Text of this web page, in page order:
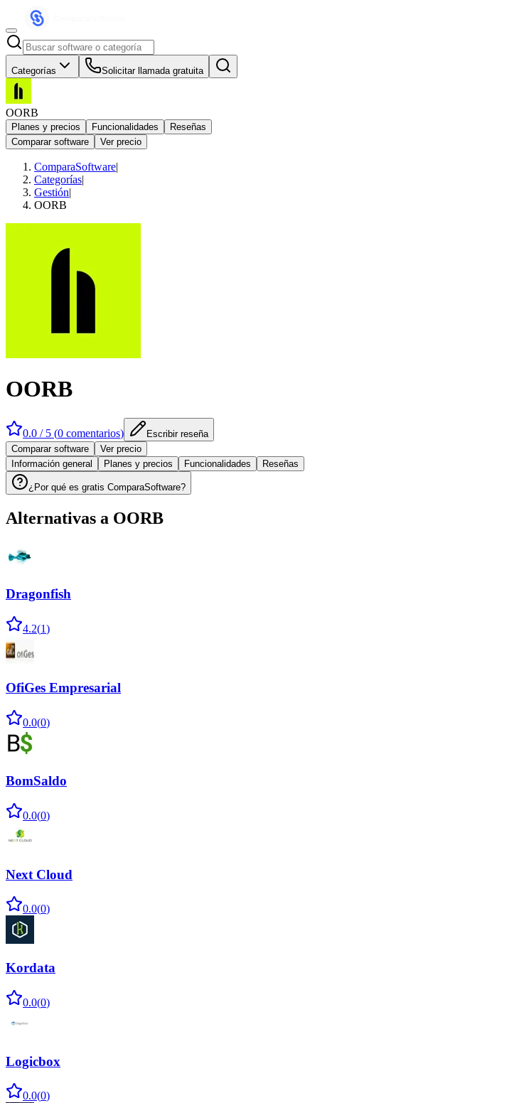
Categorías Solicitar llamada gratuita
OORB
Planes y precios Funcionalidades
Reseñas
Comparar software
Ver precio
ComparaSoftware|
Categorías|
Gestión|
OORB
OORB
0.0 / 5 (0 comentarios)
Escribir reseña
Comparar software
Ver precio
Información general
Planes y precios Funcionalidades Reseñas
¿Por qué es gratis ComparaSoftware?
Alternativas a OORB
Dragonfish
4.2(1)
OfiGes Empresarial
0.0(0)
BomSaldo
0.0(0)
Next Cloud
0.0(0)
Kordata
0.0(0)
Logicbox
0.0(0)